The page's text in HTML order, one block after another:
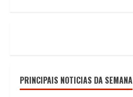
PRINCIPAIS NOTICIAS DA SEMANA